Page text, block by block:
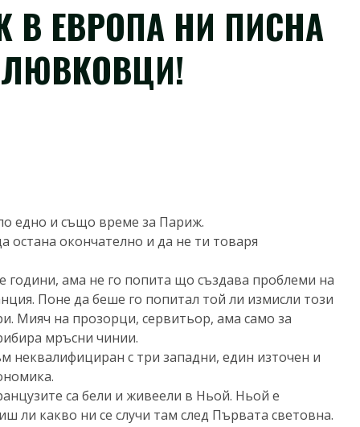
В ЕВРОПА НИ ПИСНА
едно и също време за Париж.
остана окончателно и да не ти товаря
години, ама не го попита що създава проблеми на
Поне да беше го попитал той ли измисли този
Мияч на прозорци, сервитьор, ама само за
мръсни чинии.
неквалифициран с три западни, един източен и
са бели и живеели в Ньой. Ньой е
ли какво ни се случи там след Първата световна.